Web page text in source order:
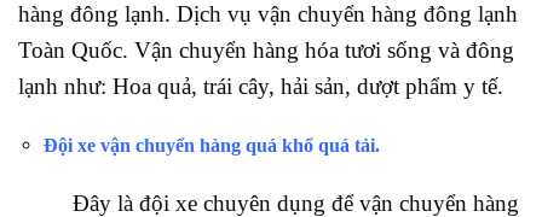
hàng đông lạnh. Dịch vụ vận chuyển hàng đông lạnh
Toàn Quốc. Vận chuyển hàng hóa tươi sống và đông
lạnh như: Hoa quả, trái cây, hải sản, dượt phẩm y tế.
Đội xe vận chuyển hàng quá khổ quá tải.
Đây là đội xe chuyên dụng để vận chuyển hàng